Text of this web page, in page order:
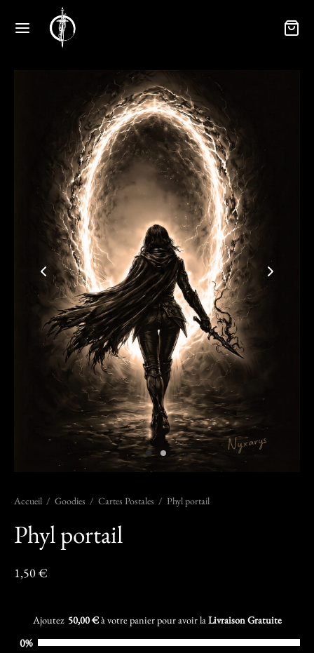
Accueil / Goodies / Cartes Postales / Phyl portail
Phyl portail
1,50€
Ajoutez 50,00€à votre panier pour avoir la Livraison Gratuite
0%